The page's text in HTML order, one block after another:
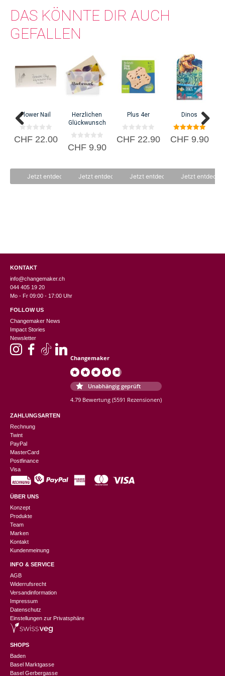
DAS KÖNNTE DIR AUCH
GEFALLEN
Flower Nail
0
v
CHF22.00
Jetzt entdecken
Herzlichen
Glückwunsch
0
v
5
CHF9.90
Jetzt entdecken
Plus 4er
0
v
CHF22.90
Jetzt entdecken
Dinos
5.00
von 5
CHF9.90
Jetzt
KONTAKT
info@changemaker.ch
044 405 19 20
Mo - Fr 09:00 - 17:00 Uhr
FOLLOW US
Changemaker News
Impact Stories
Newsletter
Changemaker
Unabhängig geprüft
4.79 Bewertung (5591 Rezensionen)
ZAHLUNGSARTEN
Rechnung
Twint
PayPal
MasterCard
Postfinance
Visa
ÜBER UNS
Konzept
Produkte
Team
Marken
Kontakt
Kundenmeinung
INFO & SERVICE
AGB
Widerrufsrecht
Versandinformation
Impressum
Datenschutz
Einstellungen zur Privatsphäre
SHOPS
Baden
Basel Marktgasse
Basel Gerbergasse